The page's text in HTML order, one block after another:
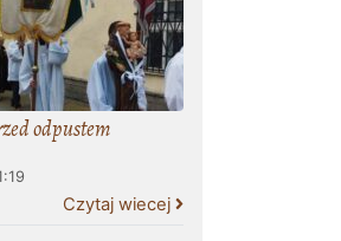
odpustem
Czytaj wiecej